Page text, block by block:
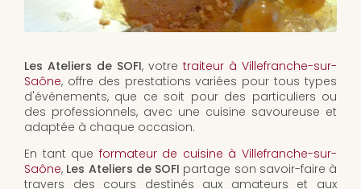
Les Ateliers de SOFI, votre traiteur à Villefranche-sur-
Saône, offre des prestations variées pour tous types
d'événements, que ce soit pour des particuliers ou
des professionnels, avec une cuisine savoureuse et
adaptée à chaque occasion.
En tant que formateur de cuisine à Villefranche-sur-
Saône, Les Ateliers de SOFI partage son savoir-faire à
travers des cours destinés aux amateurs et aux